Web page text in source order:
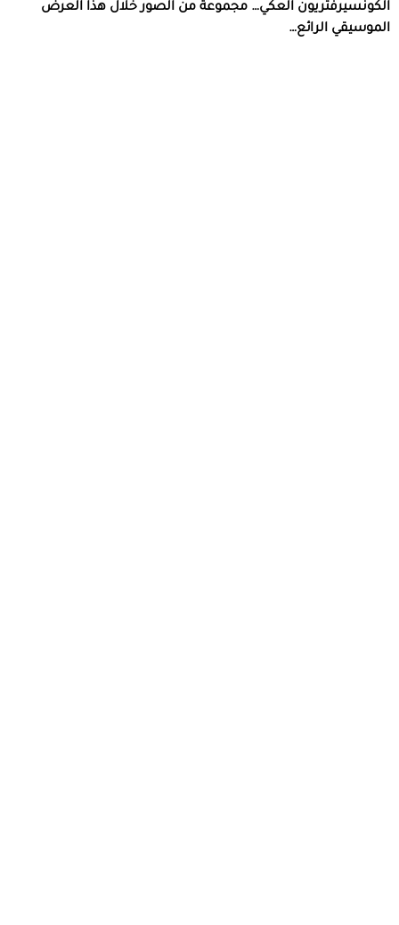
الكونسيرفتريون العكي… مجموعة من الصور خلال هذا العرض
الموسيقي الرائع…